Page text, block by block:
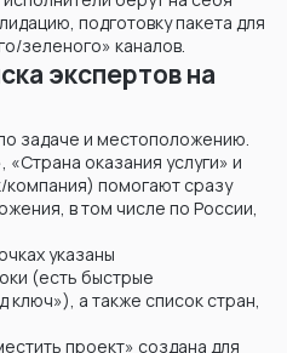
подготовку пакета для
зеленого» каналов.
экспертов на
задаче и местоположению.
«Страна оказания услуги» и
компания) помогают сразу
в том числе по России,
указаны
(есть быстрые
ключ»), а также список стран,
проект» создана для